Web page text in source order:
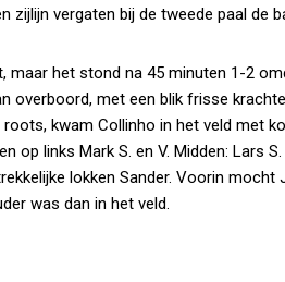
vergaten bij de tweede paal de
maar het stond na 45 minuten 1-2
overboord, met een blik frisse
kwam Collinho in het veld met
op links Mark S. en V. Midden: Lars
lokken Sander. Voorin
was dan in het veld.